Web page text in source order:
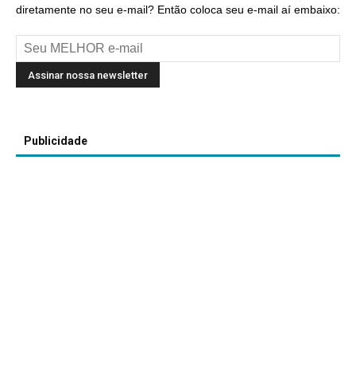
diretamente no seu e-mail? Então coloca seu e-mail aí embaixo:
Publicidade